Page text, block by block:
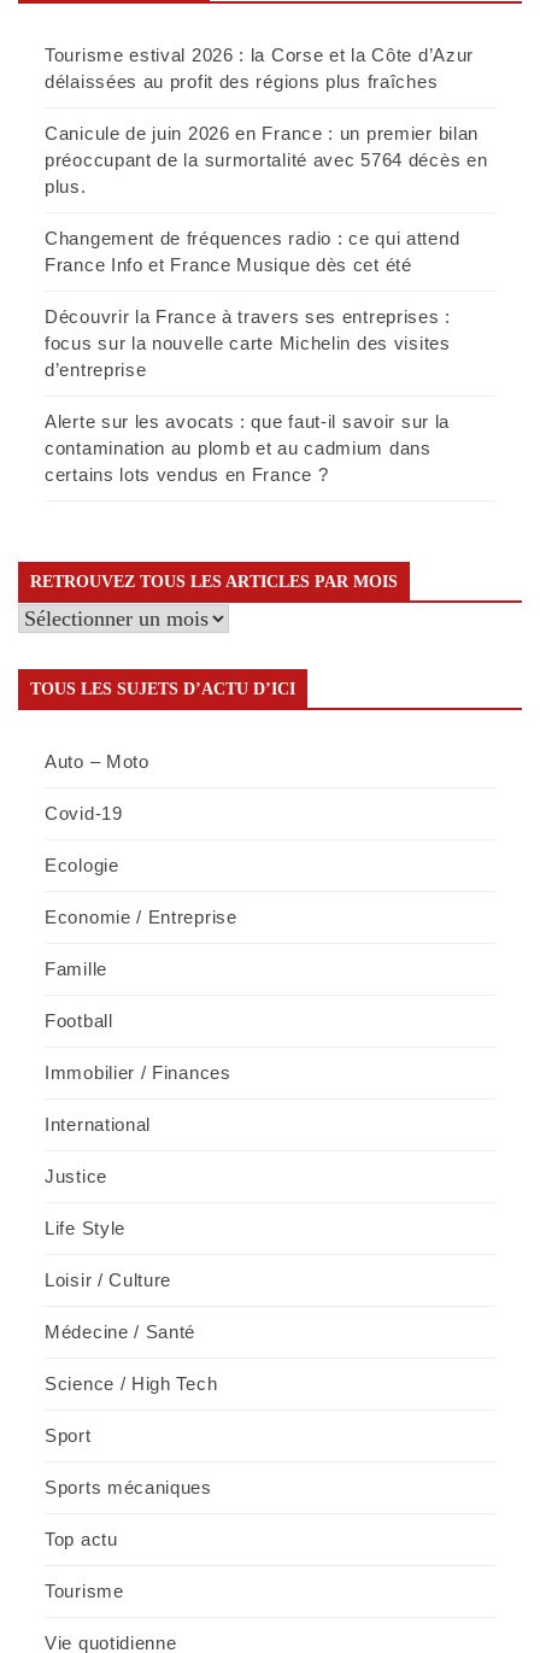
Tourisme estival 2026 : la Corse et la Côte d’Azur
délaissées au profit des régions plus fraîches
Canicule de juin 2026 en France : un premier bilan
préoccupant de la surmortalité avec 5764 décès en
plus.
Changement de fréquences radio : ce qui attend
France Info et France Musique dès cet été
Découvrir la France à travers ses entreprises :
focus sur la nouvelle carte Michelin des visites
d’entreprise
Alerte sur les avocats : que faut-il savoir sur la
contamination au plomb et au cadmium dans
certains lots vendus en France ?
RETROUVEZ TOUS LES ARTICLES PAR MOIS
Retrouvez
les
articles
TOUS LES SUJETS D’ACTU D’ICI
Auto – Moto
Covid-19
Ecologie
Economie / Entreprise
Famille
Football
Immobilier / Finances
International
Justice
Life Style
Loisir / Culture
Médecine / Santé
Science / High Tech
Sport
Sports mécaniques
Top actu
Tourisme
Vie quotidienne